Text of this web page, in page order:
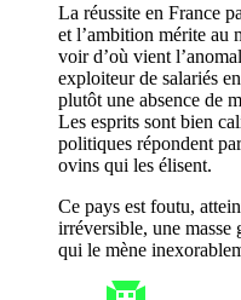
La réussite en France
et l’ambition mérite au
voir d’où vient
exploiteur de salariés
plutôt une absence de
Les esprits sont bien
politiques répondent
ovins qui les élisent.
Ce pays est foutu,
irréversible, une masse
qui le mène